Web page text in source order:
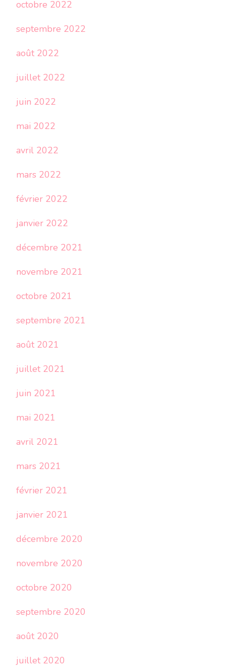
octobre 2022
septembre 2022
août 2022
juillet 2022
juin 2022
mai 2022
avril 2022
mars 2022
février 2022
janvier 2022
décembre 2021
novembre 2021
octobre 2021
septembre 2021
août 2021
juillet 2021
juin 2021
mai 2021
avril 2021
mars 2021
février 2021
janvier 2021
décembre 2020
novembre 2020
octobre 2020
septembre 2020
août 2020
juillet 2020